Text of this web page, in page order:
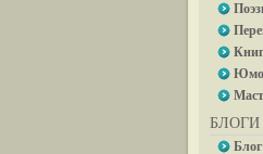
БЛОГИ